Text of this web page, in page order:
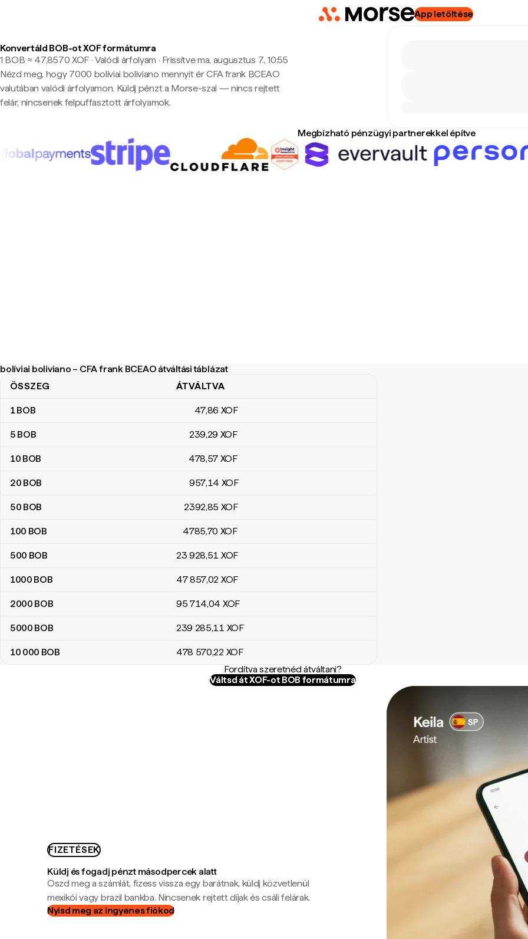
App letöltése
Konvertáld BOB-ot XOF formátumra
1 BOB ≈ 47,8570 XOF · Valódi árfolyam · Frissítve ma, augusztus 7., 10:55
Nézd meg, hogy 7000 bolíviai boliviano mennyit ér CFA frank BCEAO
valutában valódi árfolyamon. Küldj pénzt a Morse-szal — nincs rejtett
felár, nincsenek felpuffasztott árfolyamok.
Megbízható pénzügyi partnerekkel építve
bolíviai boliviano – CFA frank BCEAO átváltási táblázat
bolíviai boliviano – CFA frank BCEAO átváltási táblázat
ÖSSZEG ÁTVÁLTVA
1BOB 47,86 XOF
5 BOB 239,29 XOF
10 BOB 478,57 XOF
20 BOB 957,14 XOF
50 BOB 2392,85 XOF
100 BOB 4785,70 XOF
500 BOB 23 928,51 XOF
1000 BOB 47 857,02 XOF
2000 BOB 95 714,04 XOF
5000 BOB 239 285,11 XOF
10 000 BOB 478 570,22 XOF
Fordítva szeretnéd átváltani?
Váltsd át XOF-ot BOB formátumra
FIZETÉSEK
Küldj és fogadj pénzt másodpercek alatt
Oszd meg a számlát, fizess vissza egy barátnak, küldj közvetlenül
mexikói vagy brazil bankba. Nincsenek rejtett díjak és csáli felárak.
Nyisd meg az ingyenes fiókod